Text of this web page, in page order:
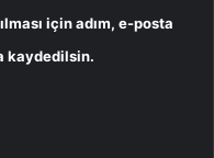
için adım, e-posta
kaydedilsin.